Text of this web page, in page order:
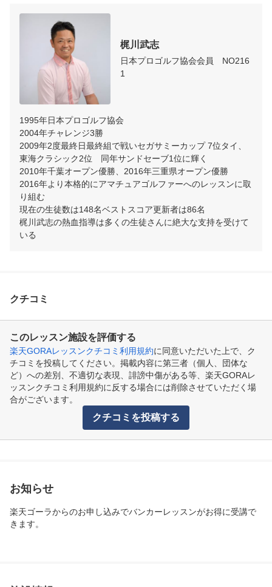
梶川武志
日本プロゴルフ協会会員　NO216
1
1995年日本プロゴルフ協会
2004年チャレンジ3勝
2009年2度最終日最終組で戦いセガサミーカップ 7位タイ、
東海クラシック2位　同年サンドセーブ1位に輝く
2010年千葉オープン優勝、2016年三重県オープン優勝
2016年より本格的にアマチュアゴルファーへのレッスンに取
り組む
現在の生徒数は148名ベストスコア更新者は86名
梶川武志の熱血指導は多くの生徒さんに絶大な支持を受けて
いる
クチコミ
このレッスン施設を評価する
楽天GORAレッスンクチコミ利用規約に同意いただいた上で、ク
チコミを投稿してください。掲載内容に第三者（個人、団体な
ど）への差別、不適切な表現、誹謗中傷がある等、楽天GORAレ
ッスンクチコミ利用規約に反する場合には削除させていただく場
合がございます。
クチコミを投稿する
お知らせ
楽天ゴーラからのお申し込みでバンカーレッスンがお得に受講で
きます。